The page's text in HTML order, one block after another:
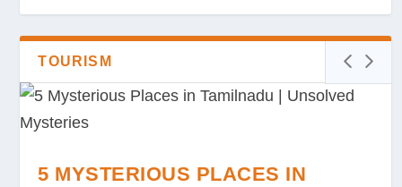
TOURISM
5 MYSTERIOUS PLACES IN